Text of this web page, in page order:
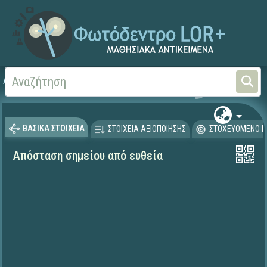
Αρχική ΕΡΓΑ ΙΤΥΕ 1996-2008
ΒΑΣΙΚΑ ΣΤΟΙΧΕΙΑ ΣΤΟΙΧΕΙΑ ΑΞΙΟΠΟΙΗΣΗΣ ΣΤΟΧΕΥΟΜΕΝΟ
Απόσταση σημείου από ευθεία